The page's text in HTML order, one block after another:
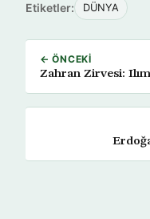
Etiketler: DÜNYA
← ÖNCEKI
Zahran Zirvesi: